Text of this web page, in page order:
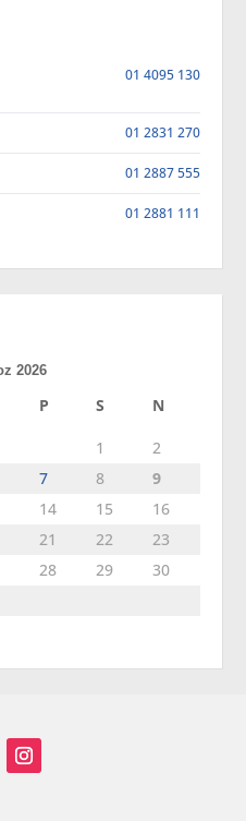
01 4095 130
01 2831 270
01 2887 555
01 2881 111
2026
P S N
1
2
7 8
9
14 15
16
21 22
23
28 29
30